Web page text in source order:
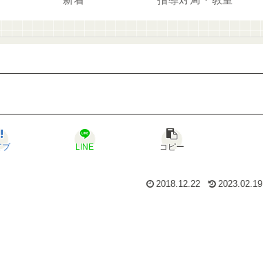
ブ LINE コピー
2018.12.22 2023.02.19